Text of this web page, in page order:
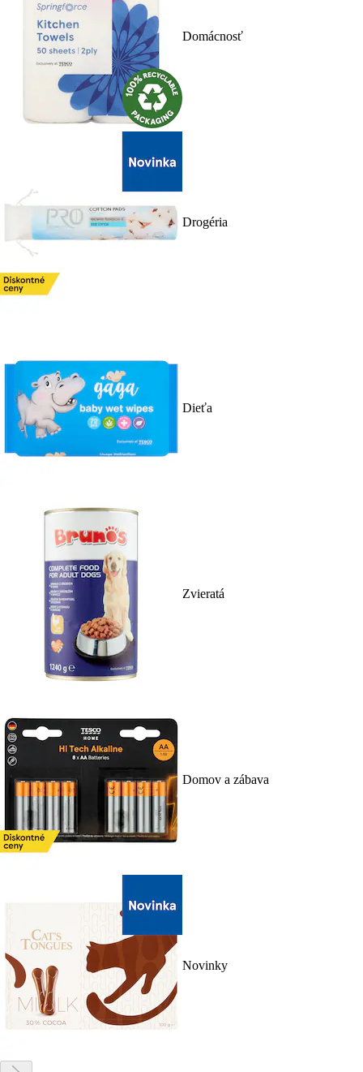
Domácnosť
Drogéria
Dieťa
Zvieratá
Domov a zábava
Novinky